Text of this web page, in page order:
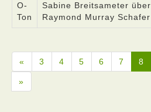
O-
Ton
Sabine Breitsameter über
Raymond Murray Schafer
« 3 4 5 6 7 8
»